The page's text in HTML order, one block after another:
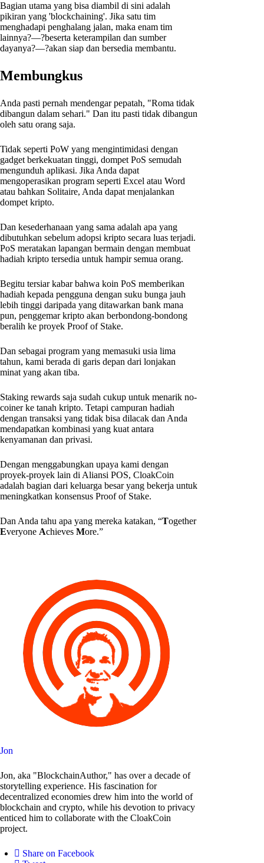
Bagian utama yang bisa diambil di sini adalah
pikiran yang 'blockchaining'. Jika satu tim
menghadapi penghalang jalan, maka enam tim
lainnya?—?beserta keterampilan dan sumber
dayanya?—?akan siap dan bersedia membantu.
Membungkus
Anda pasti pernah mendengar pepatah, "Roma tidak
dibangun dalam sehari." Dan itu pasti tidak dibangun
oleh satu orang saja.
Tidak seperti PoW yang mengintimidasi dengan
gadget berkekuatan tinggi, dompet PoS semudah
mengunduh aplikasi. Jika Anda dapat
mengoperasikan program seperti Excel atau Word
atau bahkan Solitaire, Anda dapat menjalankan
dompet kripto.
Dan kesederhanaan yang sama adalah apa yang
dibutuhkan sebelum adopsi kripto secara luas terjadi.
PoS meratakan lapangan bermain dengan membuat
hadiah kripto tersedia untuk hampir semua orang.
Begitu tersiar kabar bahwa koin PoS memberikan
hadiah kepada pengguna dengan suku bunga jauh
lebih tinggi daripada yang ditawarkan bank mana
pun, penggemar kripto akan berbondong-bondong
beralih ke proyek Proof of Stake.
Dan sebagai program yang memasuki usia lima
tahun, kami berada di garis depan dari lonjakan
minat yang akan tiba.
Staking rewards saja sudah cukup untuk menarik no-
coiner ke tanah kripto. Tetapi campuran hadiah
dengan transaksi yang tidak bisa dilacak dan Anda
mendapatkan kombinasi yang kuat antara
kenyamanan dan privasi.
Dengan menggabungkan upaya kami dengan
proyek-proyek lain di Aliansi POS, CloakCoin
adalah bagian dari keluarga besar yang bekerja untuk
meningkatkan konsensus Proof of Stake.
Dan Anda tahu apa yang mereka katakan, “Together
Everyone Achieves More.”
Jon
Jon, aka "BlockchainAuthor," has over a decade of
storytelling experience. His fascination for
decentralized economies drew him into the world of
blockchain and crypto, while his devotion to privacy
enticed him to collaborate with the CloakCoin
project.
Share on Facebook